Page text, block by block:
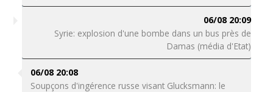
06/08 20:09
Syrie: explosion d'une bombe dans un bus près de
Damas (média d'Etat)
06/08 20:08
Soupçons d'ingérence russe visant Glucksmann: le